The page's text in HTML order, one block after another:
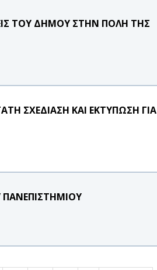
ΤΟΥ ΔΗΜΟΥ ΣΤΗΝ ΠΟΛΗ ΤΗΣ
ΣΧΕΔΙΑΣΗ ΚΑΙ ΕΚΤΥΠΩΣΗ ΓΙΑ